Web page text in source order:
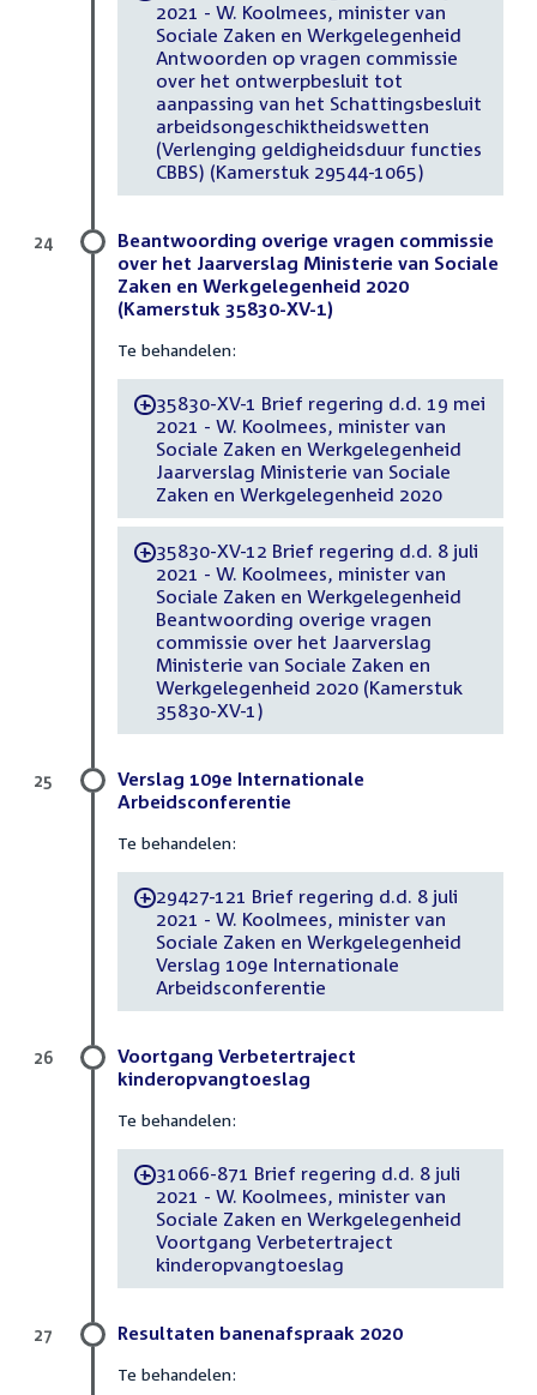
2021 - W. Koolmees, minister van
Sociale Zaken en Werkgelegenheid
Antwoorden op vragen commissie
over het ontwerpbesluit tot
aanpassing van het Schattingsbesluit
arbeidsongeschiktheidswetten
(Verlenging geldigheidsduur functies
CBBS) (Kamerstuk 29544-1065)
Beantwoording overige vragen commissie
over het Jaarverslag Ministerie van Sociale
Zaken en Werkgelegenheid 2020
(Kamerstuk 35830-XV-1)
Te behandelen:
-35830-XV-1 Brief regering d.d. 19 mei
2021 - W. Koolmees, minister van
Sociale Zaken en Werkgelegenheid
Jaarverslag Ministerie van Sociale
Zaken en Werkgelegenheid 2020
-35830-XV-12 Brief regering d.d. 8 juli
2021 - W. Koolmees, minister van
Sociale Zaken en Werkgelegenheid
Beantwoording overige vragen
commissie over het Jaarverslag
Ministerie van Sociale Zaken en
Werkgelegenheid 2020 (Kamerstuk
35830-XV-1)
24
Verslag 109e Internationale
Arbeidsconferentie
Te behandelen:
-29427-121 Brief regering d.d. 8 juli
2021 - W. Koolmees, minister van
Sociale Zaken en Werkgelegenheid
Verslag 109e Internationale
Arbeidsconferentie
25
Voortgang Verbetertraject
kinderopvangtoeslag
Te behandelen:
-31066-871 Brief regering d.d. 8 juli
2021 - W. Koolmees, minister van
Sociale Zaken en Werkgelegenheid
Voortgang Verbetertraject
kinderopvangtoeslag
26
Resultaten banenafspraak 2020
Te behandelen:
27